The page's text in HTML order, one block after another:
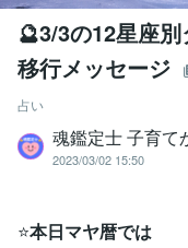
🔮3/3の12星座
移行メッセージ
占い
魂鑑定士 子育て
2023/03/02 15:50
⭐本日マヤ暦では